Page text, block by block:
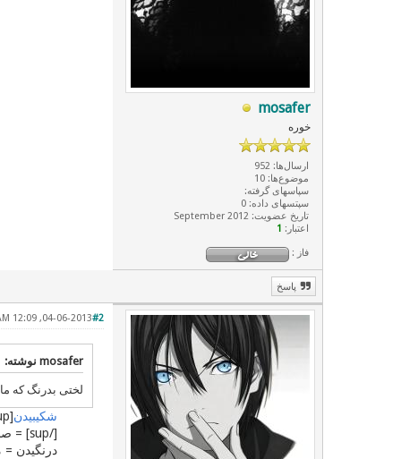
mosafer
خوره
ارسال‌ها: 952
موضوع‌ها: 10
سپاسهای گرفته:
سپتسهای داده: 0
تاریخ عضویت: September 2012
اعتبار: 1
فاز :
پاسخ
#2
04-06-2013, 12:09 AM
mosafer نوشته:
لختی بدرنگ که
شکیبیدن
[/sup] = صبر کردن
درنگیدن